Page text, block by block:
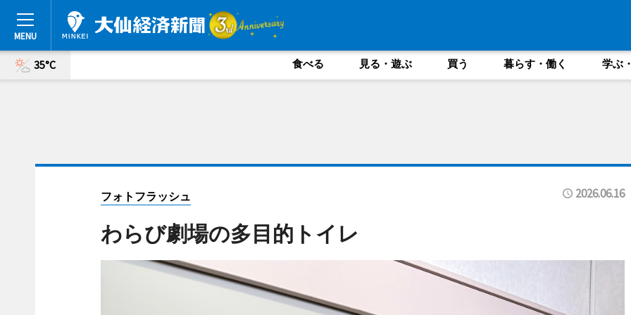
35°C 食べる 見る・遊ぶ 買う 暮らす・働く 学ぶ
フォトフラッシュ 2026.06.16
わらび劇場の多目的トイレ